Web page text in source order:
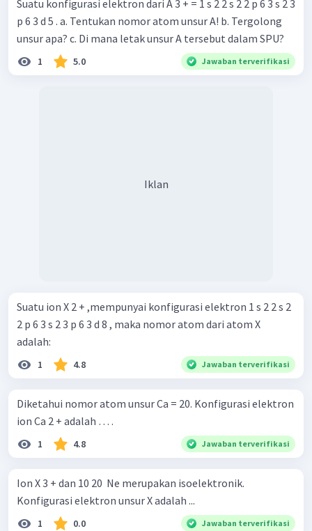
Suatu konfigurasi elektron dari A 3 + = 1 s 2 2 s 2 2 p 6 3 s 2 3
p 6 3 d 5 . a. Tentukan nomor atom unsur A! b. Tergolong
unsur apa? c. Di mana letak unsur A tersebut dalam SPU?
1 5.0 Jawaban terverifikasi
Iklan
Suatu ion X 2 + ,mempunyai konfigurasi elektron 1 s 2 2 s 2
2 p 6 3 s 2 3 p 6 3 d 8 , maka nomor atom dari atom X
adalah:
1 4.8 Jawaban terverifikasi
Diketahui nomor atom unsur Ca = 20. Konfigurasi elektron
ion Ca 2 + adalah … .
1 4.8 Jawaban terverifikasi
Ion X 3 + dan 10 20 ​ Ne merupakan isoelektronik.
Konfigurasi elektron unsur X adalah ...
1 0.0 Jawaban terverifikasi